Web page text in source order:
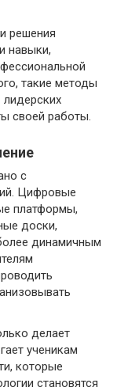
решения
навыки,
такие методы
своей работы.
с
Цифровые
платформы,
доски,
динамичным
делает
ученикам
которые
становятся